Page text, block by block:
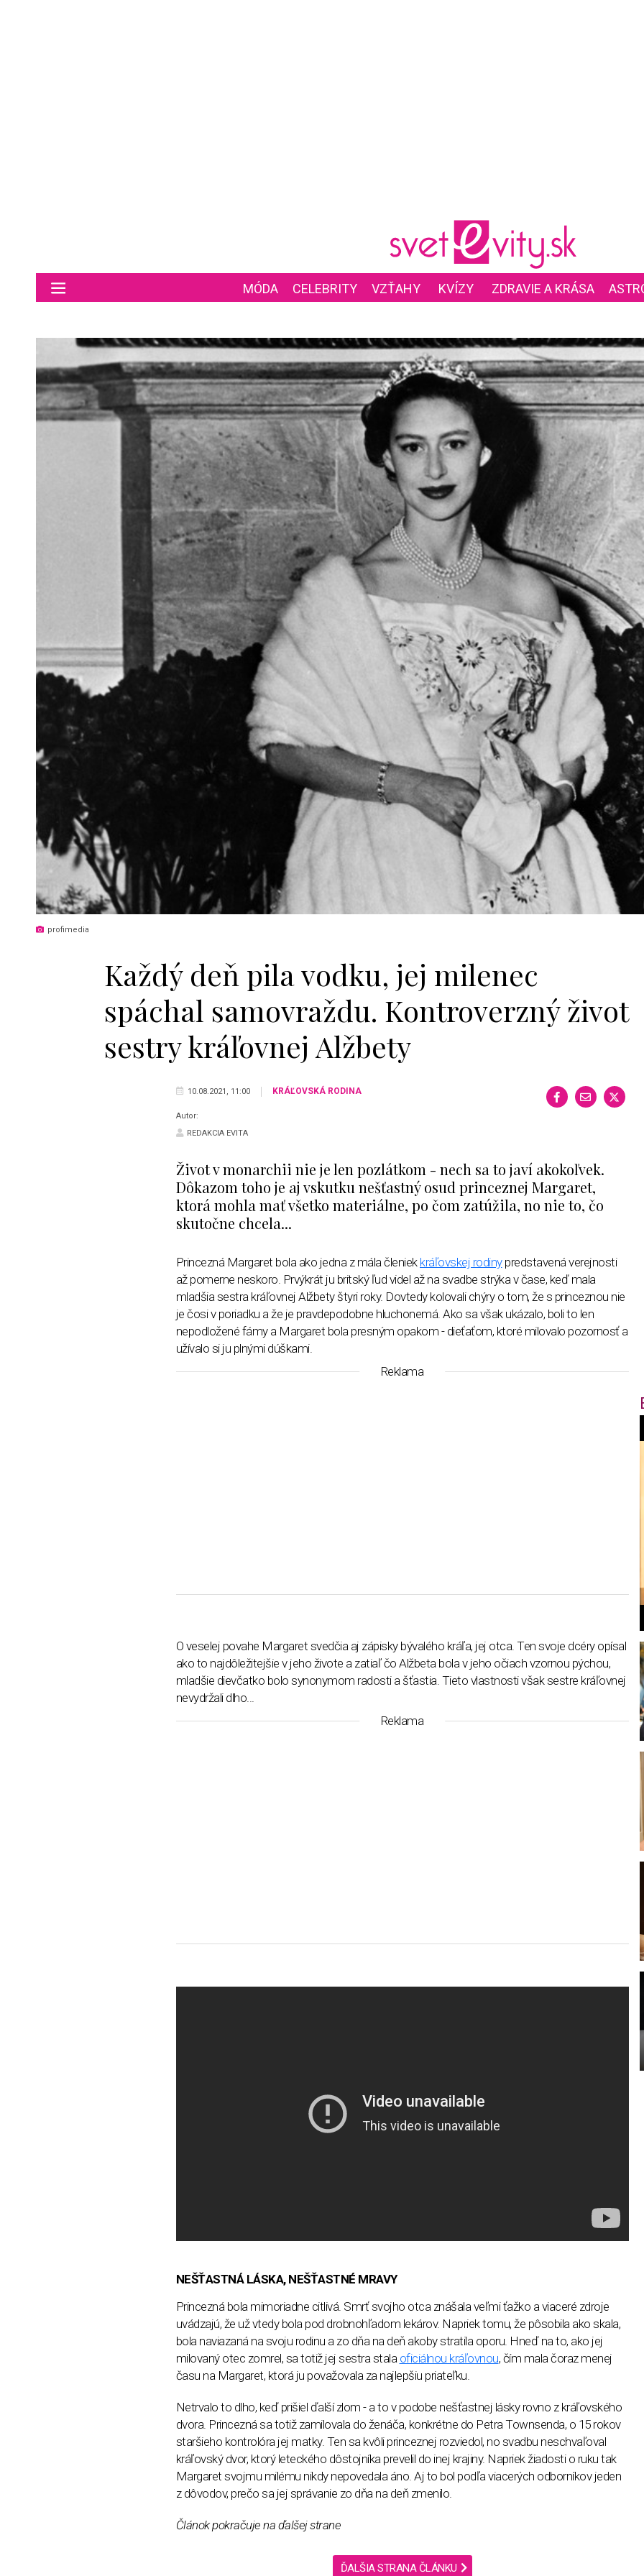
MÓDA CELEBRITY VZŤAHY KVÍZY ZDRAVIE A KRÁSA
profimedia
Každý deň pila vodku, jej milenec
spáchal samovraždu. Kontroverzný život
sestry kráľovnej Alžbety
10.08.2021, 11:00 KRÁĽOVSKÁ RODINA
Autor:
REDAKCIA EVITA
Život v monarchii nie je len pozlátkom - nech sa to javí akokoľvek.
Dôkazom toho je aj vskutku nešťastný osud princeznej Margaret,
ktorá mohla mať všetko materiálne, po čom zatúžila, no nie to, čo
skutočne chcela...
Princezná Margaret bola ako jedna z mála členiek kráľovskej rodinypredstavená verejnosti
až pomerne neskoro. Prvýkrát ju britský ľud videl až na svadbe strýka v čase, keď mala
mladšia sestra kráľovnej Alžbety štyri roky. Dovtedy kolovali chýry o tom, že s princeznou nie
je čosi v poriadku a že je pravdepodobne hluchonemá. Ako sa však ukázalo, boli to len
nepodložené fámy a Margaret bola presným opakom - dieťaťom, ktoré milovalo pozornosť a
užívalo si ju plnými dúškami.
Reklama
O veselej povahe Margaret svedčia aj zápisky bývalého kráľa, jej otca. Ten svoje dcéry opísal
ako to najdôležitejšie v jeho živote a zatiaľ čo Alžbeta bola v jeho očiach vzornou pýchou,
mladšie dievčatko bolo synonymom radosti a šťastia. Tieto vlastnosti však sestre kráľovnej
nevydržali dlho...
Reklama
NEŠŤASTNÁ LÁSKA, NEŠŤASTNÉ MRAVY
Princezná bola mimoriadne citlivá. Smrť svojho otca znášala veľmi ťažko a viaceré zdroje
uvádzajú, že už vtedy bola pod drobnohľadom lekárov. Napriek tomu, že pôsobila ako skala,
bola naviazaná na svoju rodinu a zo dňa na deň akoby stratila oporu. Hneď na to, ako jej
milovaný otec zomrel, sa totiž jej sestra stala oficiálnou kráľovnou, čím mala čoraz menej
času na Margaret, ktorá ju považovala za najlepšiu priateľku.
Netrvalo to dlho, keď prišiel ďalší zlom - a to v podobe nešťastnej lásky rovno z kráľovského
dvora. Princezná sa totiž zamilovala do ženáča, konkrétne do Petra Townsenda, o 15 rokov
staršieho kontrolóra jej matky. Ten sa kvôli princeznej rozviedol, no svadbu neschvaľoval
kráľovský dvor, ktorý leteckého dôstojníka prevelil do inej krajiny. Napriek žiadosti o ruku tak
Margaret svojmu milému nikdy nepovedala áno. Aj to bol podľa viacerých odborníkov jeden
z dôvodov, prečo sa jej správanie zo dňa na deň zmenilo.
Článok pokračuje na ďalšej strane
ĎALŠIA STRANA ČLÁNKU
f
s
l
e